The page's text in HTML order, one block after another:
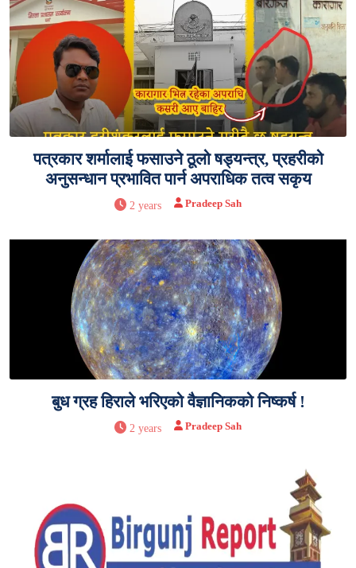
पत्रकार शर्मालाई फसाउने ठूलो षड्यन्त्र, प्रहरीको
अनुसन्धान प्रभावित पार्न अपराधिक तत्व सकृय
2 years Pradeep Sah
बुध ग्रह हिराले भरिएको वैज्ञानिकको निष्कर्ष !
2 years Pradeep Sah